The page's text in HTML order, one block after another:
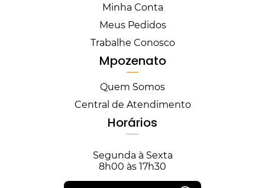
Minha Conta
Meus Pedidos
Trabalhe Conosco
Mpozenato
Quem Somos
Central de Atendimento
Horários
Segunda à Sexta
8h00 às 17h30